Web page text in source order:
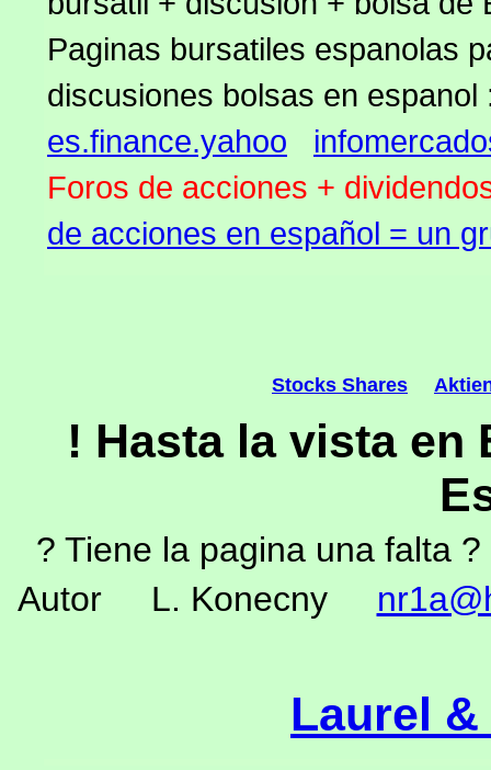
Paginas bursatiles espanolas
discusiones bolsas en espanol
es.finance.yahoo
Foros de acciones +
de acciones en español = un
Stocks Shares
! Hasta la vista en
? Tiene la pagina una falta
Autor L. Konecny
Laurel